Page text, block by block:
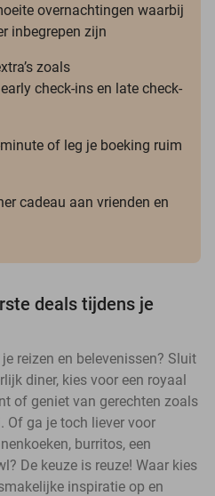
overnachtingen waarbij
inbegrepen zijn
zoals
check-ins en late check-
of leg je boeking ruim
cadeau aan vrienden en
deals tijdens je
reizen en belevenissen? Sluit
diner, kies voor een royaal
of geniet van gerechten zoals
Of ga je toch liever voor
burritos, een
De keuze is reuze! Waar kies
inspiratie op en